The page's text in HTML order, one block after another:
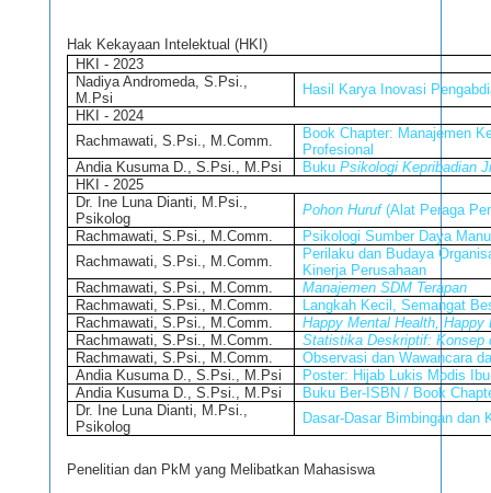
Hak Kekayaan Intelektual (HKI)
HKI - 2023
Nadiya Andromeda, S.Psi.,
M.Psi
Hasil Karya Inovasi
HKI - 2024
Rachmawati, S.Psi., M.Comm.
Book Chapter: Manajemen
Profesional
Andia Kusuma D., S.Psi., M.Psi
BukuPsikologi Kepribadian
HKI - 2025
Dr. Ine Luna Dianti, M.Psi.,
Psikolog
Pohon Huruf(Alat Peraga
Rachmawati, S.Psi., M.Comm.
Psikologi Sumber Daya
Rachmawati, S.Psi., M.Comm.
Perilaku dan Budaya
Kinerja Perusahaan
Rachmawati, S.Psi., M.Comm.
Manajemen SDM Terapan
Rachmawati, S.Psi., M.Comm.
Langkah Kecil, Semangat
Rachmawati, S.Psi., M.Comm.
Happy Mental Health, Happy
Rachmawati, S.Psi., M.Comm.
Statistika Deskriptif: Konsep
Rachmawati, S.Psi., M.Comm.
Observasi dan Wawancara
Andia Kusuma D., S.Psi., M.Psi
Poster: Hijab Lukis Modis
Andia Kusuma D., S.Psi., M.Psi
Buku Ber-ISBN / Book
Dr. Ine Luna Dianti, M.Psi.,
Psikolog
Dasar-Dasar Bimbingan dan
Penelitian dan PkM yang Melibatkan Mahasiswa